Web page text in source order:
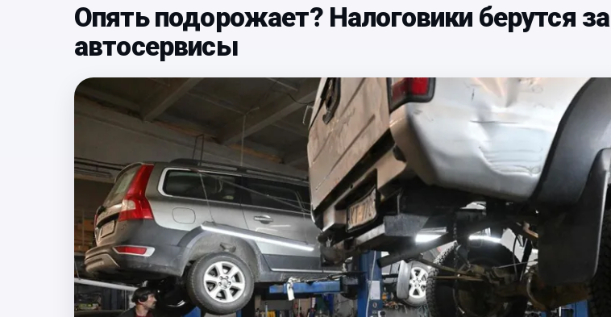
Опять подорожает? Налоговики берутся за
автосервисы